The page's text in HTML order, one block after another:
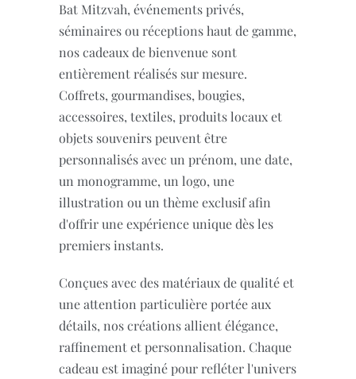
Bat Mitzvah, événements privés,
séminaires ou réceptions haut de gamme,
nos cadeaux de bienvenue sont
entièrement réalisés sur mesure.
Coffrets, gourmandises, bougies,
accessoires, textiles, produits locaux et
objets souvenirs peuvent être
personnalisés avec un prénom, une date,
un monogramme, un logo, une
illustration ou un thème exclusif afin
d'offrir une expérience unique dès les
premiers instants.
Conçues avec des matériaux de qualité et
une attention particulière portée aux
détails, nos créations allient élégance,
raffinement et personnalisation. Chaque
cadeau est imaginé pour refléter l'univers